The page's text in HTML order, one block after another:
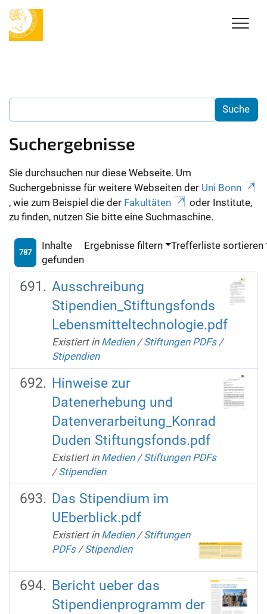
Suchergebnisse
Sie durchsuchen nur diese Webseite. Um
Suchergebnisse für weitere Webseiten der Uni Bonn
, wie zum Beispiel die der Fakultäten
oder Institute,
zu finden, nutzen Sie bitte eine Suchmaschine.
787
Inhalte
gefunden
Ergebnisse filtern Trefferliste sortieren
Ausschreibung
Stipendien_Stiftungsfonds
Lebensmitteltechnologie.pdf
Existiert in Medien /Stiftungen PDFs /
Stipendien
Hinweise zur
Datenerhebung und
Datenverarbeitung_Konrad
Duden Stiftungsfonds.pdf
Existiert in Medien /Stiftungen PDFs
/Stipendien
Das Stipendium im
UEberblick.pdf
Existiert in Medien /Stiftungen
PDFs /Stipendien
Bericht ueber das
Stipendienprogramm der